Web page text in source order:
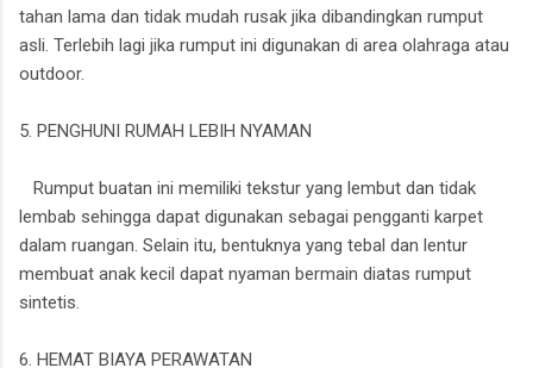
tahan lama dan tidak mudah rusak jika dibandingkan rumput
asli. Terlebih lagi jika rumput ini digunakan di area olahraga atau
outdoor.
5. PENGHUNI RUMAH LEBIH NYAMAN
Rumput buatan ini memiliki tekstur yang lembut dan tidak
lembab sehingga dapat digunakan sebagai pengganti karpet
dalam ruangan. Selain itu, bentuknya yang tebal dan lentur
membuat anak kecil dapat nyaman bermain diatas rumput
sintetis.
6. HEMAT BIAYA PERAWATAN